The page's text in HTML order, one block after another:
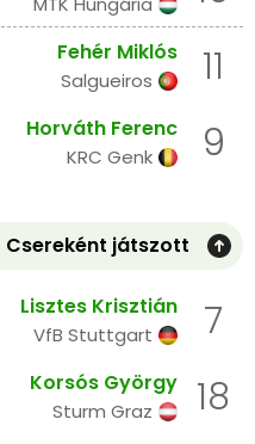
11
Fehér Miklós
Salgueiros
9
Horváth Ferenc
KRC Genk
Csereként játszott
7
Lisztes Krisztián
VfB Stuttgart
18
Korsós György
Sturm Graz